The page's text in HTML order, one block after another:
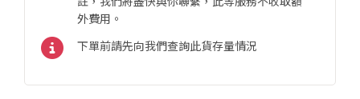
外費用。
下單前請先向我們查詢此貨存量情況